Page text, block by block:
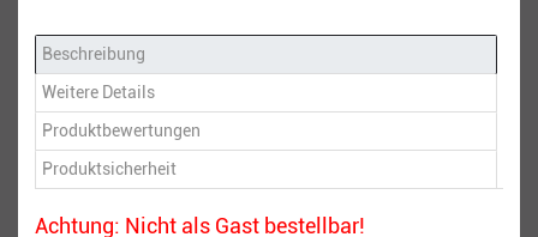
Beschreibung
Weitere Details
Produktbewertungen
Produktsicherheit
Achtung: Nicht als Gast bestellbar!